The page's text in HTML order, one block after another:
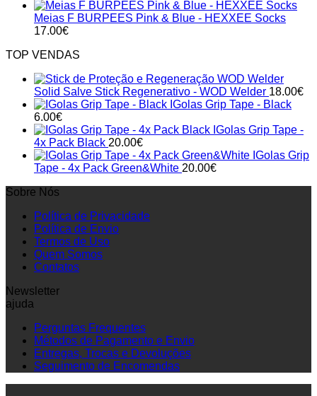
Meias F BURPEES Pink & Blue - HEXXEE Socks
17.00€
TOP VENDAS
Solid Salve Stick Regenerativo - WOD Welder 18.00€
IGolas Grip Tape - Black
6.00€
IGolas Grip Tape -
4x Pack Black 20.00€
IGolas Grip
Tape - 4x Pack Green&White 20.00€
Sobre Nós
Política de Privacidade
Política de Envio
Termos de Uso
Quem Somos
Contatos
Newsletter
ajuda
Perguntas Frequentes
Métodos de Pagamento e Envio
Entregas, Trocas e Devoluções
Seguimento de Encomendas